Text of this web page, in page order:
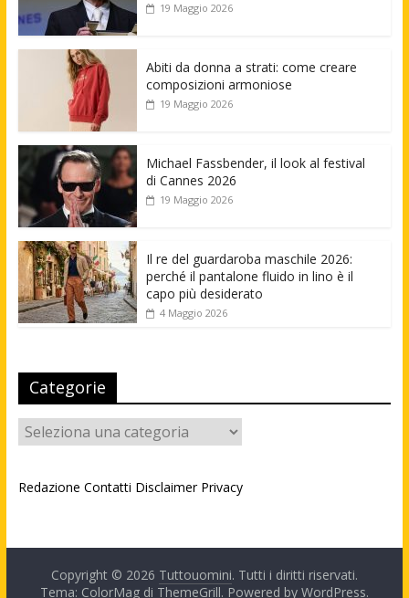
19 Maggio 2026
Abiti da donna a strati: come creare
composizioni armoniose
19 Maggio 2026
Michael Fassbender, il look al festival
di Cannes 2026
19 Maggio 2026
Il re del guardaroba maschile 2026:
perché il pantalone fluido in lino è il
capo più desiderato
4 Maggio 2026
Categorie
Categorie
Redazione Contatti Disclaimer Privacy
Copyright © 2026 Tuttouomini. Tutti i diritti riservati.
Tema: ColorMag di ThemeGrill. Powered by WordPress.